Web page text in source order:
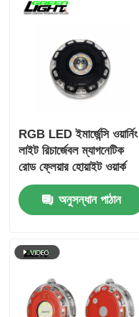
RGB LED ইমার্জেন্সি ওয়ার্নিং
লাইট রিচার্জেবল ম্যাগনেটিক
রোড ফ্লেয়ার হোয়াইট ওয়ার্ক
লাইট GL-WF03 সহ
অনুসন্ধান পাঠান